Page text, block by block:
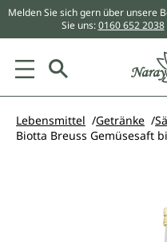
springen
Melden Sie sich gern über unsere
Sie uns:0160 652 2038
Lebensmittel Getränke
Biotta Breuss Gemüsesaft
Bildergalerie